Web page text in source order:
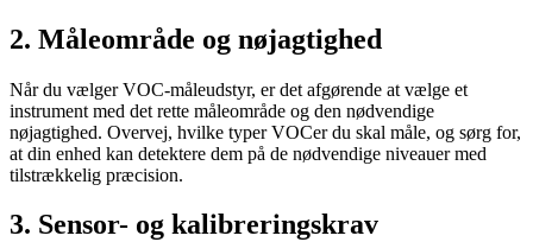
2. Måleområde og nøjagtighed
Når du vælger VOC-måleudstyr, er det afgørende at vælge et
instrument med det rette måleområde og den nødvendige
nøjagtighed. Overvej, hvilke typer VOCer du skal måle, og sørg for,
at din enhed kan detektere dem på de nødvendige niveauer med
tilstrækkelig præcision.
3. Sensor- og kalibreringskrav